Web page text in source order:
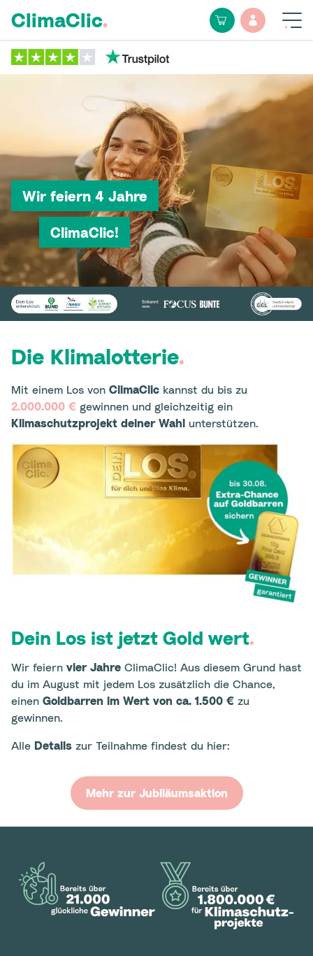
ClimaClic.
Wir feiern 4 Jahre
ClimaClic!
Die Klimalotterie.
Mit einem Los von ClimaClic kannst du bis zu
2.000.000 € gewinnen und gleichzeitig ein
Klimaschutzprojekt deiner Wahl unterstützen.
Dein Los ist jetzt Gold wert.
Wir feiern vier Jahre ClimaClic! Aus diesem Grund hast
du im August mit jedem Los zusätzlich die Chance,
einen Goldbarren im Wert von ca. 1.500 € zu
gewinnen.
Alle Details zur Teilnahme findest du hier:
Mehr zur Jubiläumsaktion